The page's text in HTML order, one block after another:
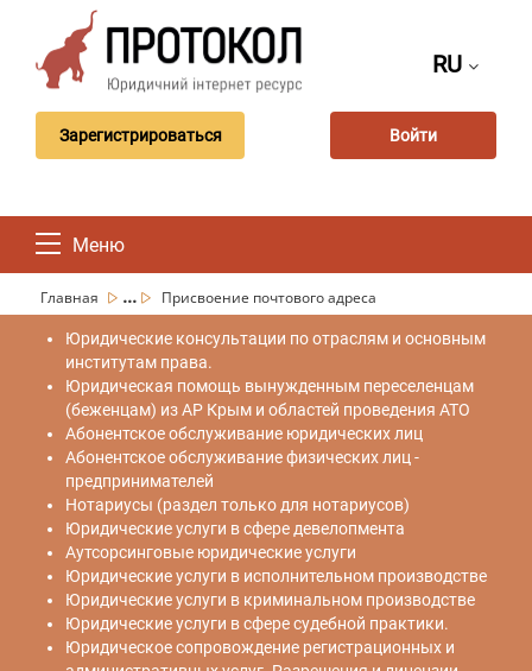
RU
Зарегистрироваться Войти
Меню
Главная ... Присвоение почтового адреса
Юридические консультации по отраслям и основным
институтам права.
Юридическая помощь вынужденным переселенцам
(беженцам) из АР Крым и областей проведения АТО
Абонентское обслуживание юридических лиц
Абонентское обслуживание физических лиц -
предпринимателей
Нотариусы (раздел только для нотариусов)
Юридические услуги в сфере девелопмента
Аутсорсинговые юридические услуги
Юридические услуги в исполнительном производстве
Юридические услуги в криминальном производстве
Юридические услуги в сфере судебной практики.
Юридическое сопровождение регистрационных и